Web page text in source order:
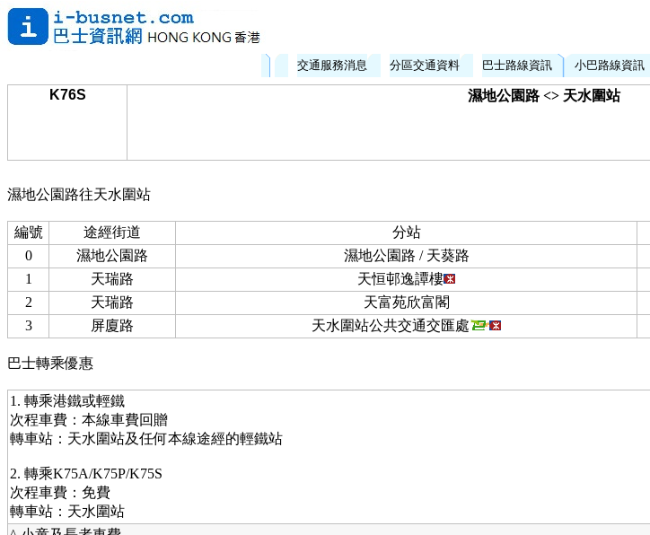
交通服務消息 分區交通資料 巴士路線資訊 小巴路線資訊
K76S 濕地公園路 <> 天水圍站
濕地公園路往天水圍站
編號 途經街道 分站
0
濕地公園路 濕地公園路 / 天葵路
1
天瑞路 天恒邨逸譚樓
2
天瑞路 天富苑欣富閣
3
屏廈路 天水圍站公共交通交匯處
巴士轉乘優惠
1. 轉乘港鐵或輕鐵
次程車費：本線車費回贈
轉車站：天水圍站及任何本線途經的輕鐵站
2. 轉乘K75A/K75P/K75S
次程車費：免費
轉車站：天水圍站